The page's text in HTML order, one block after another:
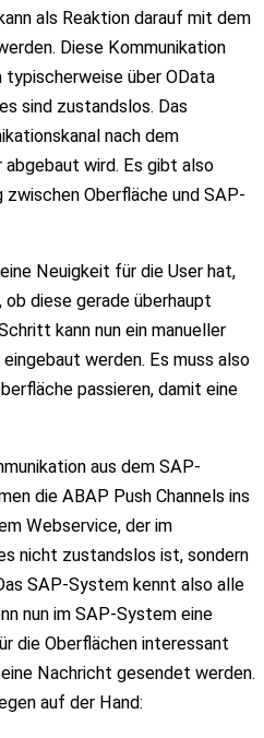
als Reaktion darauf mit dem
Diese Kommunikation
über OData
sind zustandslos. Das
nach dem
wird. Es gibt also
Oberfläche und SAP-
Neuigkeit für die User hat,
ob diese gerade überhaupt
kann nun ein manueller
werden. Es muss also
passieren, damit eine
aus dem SAP-
die ABAP Push Channels ins
Webservice, der im
nicht zustandslos ist, sondern
SAP-System kennt also alle
nun im SAP-System eine
die Oberflächen interessant
Nachricht gesendet werden.
auf der Hand: